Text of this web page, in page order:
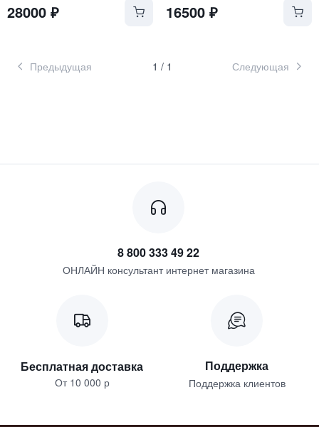
28000 ₽ 16500₽
Предыдущая 1 / 1 Следующая
8 800 333 49 22
ОНЛАЙН консультант интернет магазина
Бесплатная доставка
От 10 000 р
Поддержка
Поддержка клиентов